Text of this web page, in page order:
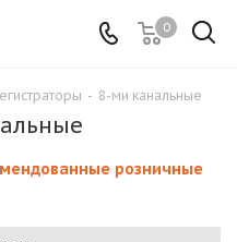
0
- 8-ми канальные
розничные